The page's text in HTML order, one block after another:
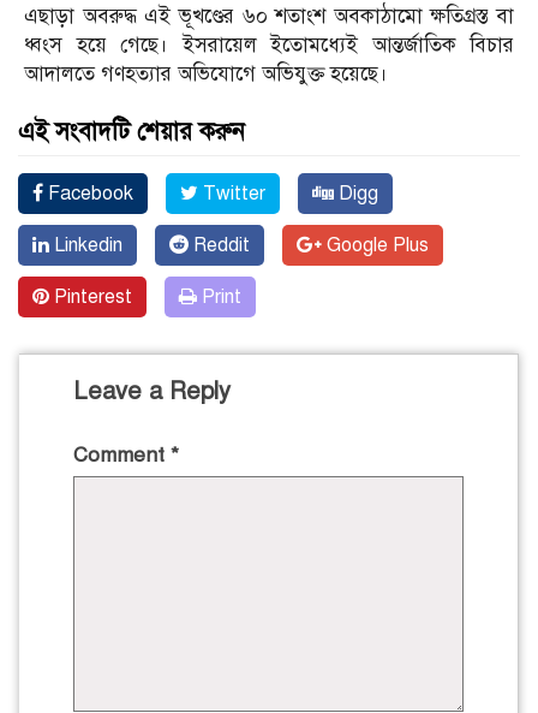
এছাড়া অবরুদ্ধ এই ভূখণ্ডের ৬০ শতাংশ অবকাঠামো ক্ষতিগ্রস্ত বা
ধ্বংস হয়ে গেছে। ইসরায়েল ইতোমধ্যেই আন্তর্জাতিক বিচার
আদালতে গণহত্যার অভিযোগে অভিযুক্ত হয়েছে।
এই সংবাদটি শেয়ার করুন
Facebook Twitter Digg
Linkedin Reddit Google Plus
Pinterest Print
Leave a Reply
Comment *